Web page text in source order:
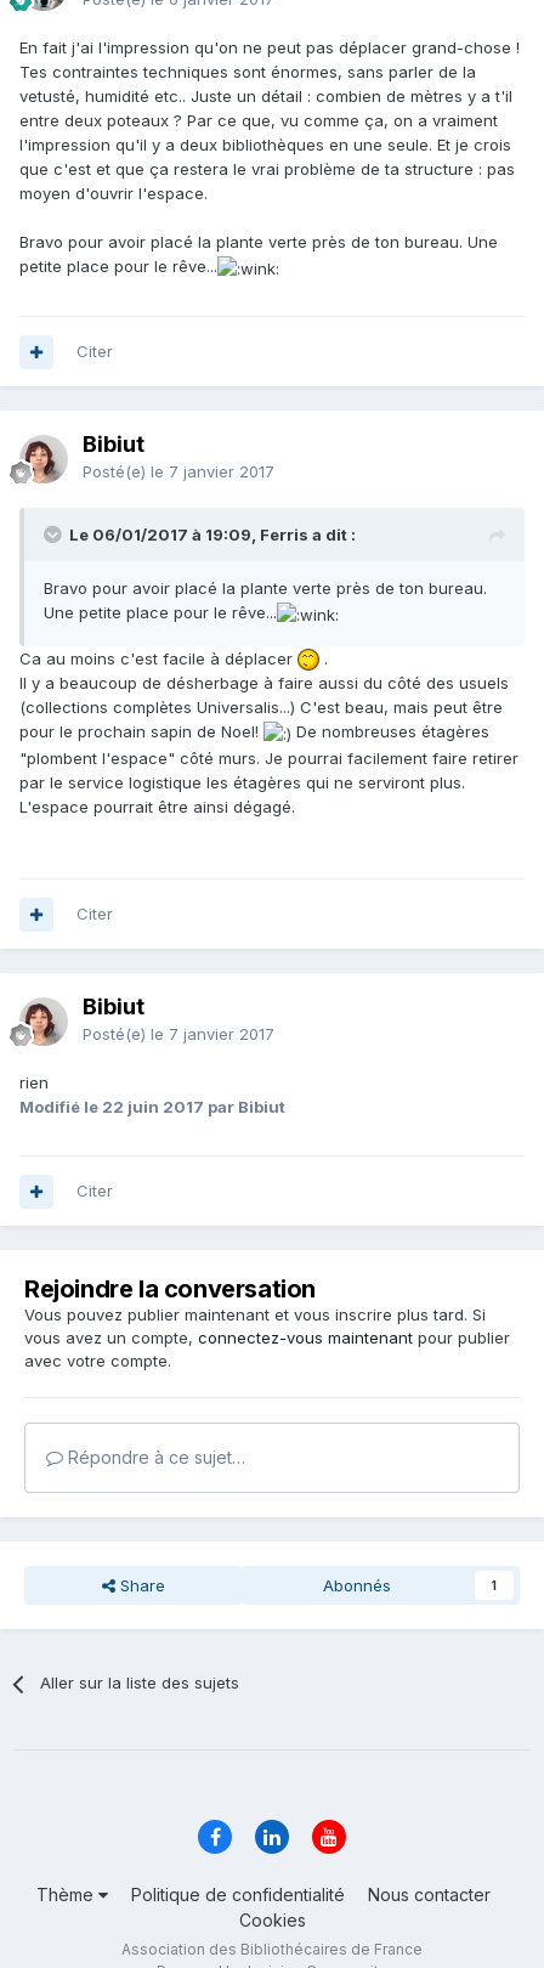
En fait j'ai l'impression qu'on ne peut pas déplacer grand-chose !
Tes contraintes techniques sont énormes, sans parler de la
vetusté, humidité etc.. Juste un détail : combien de mètres y a t'il
entre deux poteaux ? Par ce que, vu comme ça, on a vraiment
l'impression qu'il y a deux bibliothèques en une seule. Et je crois
que c'est et que ça restera le vrai problème de ta structure : pas
moyen d'ouvrir l'espace.
Bravo pour avoir placé la plante verte près de ton bureau. Une
petite place pour le rêve...
Citer
Bibiut
Posté(e) le 7 janvier 2017
Le 06/01/2017 à 19:09, Ferris a dit :
Bravo pour avoir placé la plante verte près de ton bureau.
Une petite place pour le rêve...
Ca au moins c'est facile à déplacer
.
Il y a beaucoup de désherbage à faire aussi du côté des usuels
(collections complètes Universalis...) C'est beau, mais peut être
pour le prochain sapin de Noel!
De nombreuses étagères
"plombent l'espace" côté murs. Je pourrai facilement faire retirer
par le service logistique les étagères qui ne serviront plus.
L'espace pourrait être ainsi dégagé.
Citer
Bibiut
Posté(e) le 7 janvier 2017
rien
Modifié le 22 juin 2017 par Bibiut
Citer
Rejoindre la conversation
Vous pouvez publier maintenant et vous inscrire plus tard. Si
vous avez un compte, connectez-vous maintenant pour publier
avec votre compte.
Répondre à ce sujet…
Share Abonnés 1
Aller sur la liste des sujets
Thème Politique de confidentialité
Nous contacter
Cookies
Association des Bibliothécaires de France